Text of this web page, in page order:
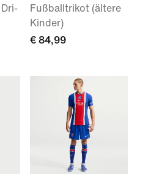
Fußballtrikot (ältere
Kinder)
€ 84,99